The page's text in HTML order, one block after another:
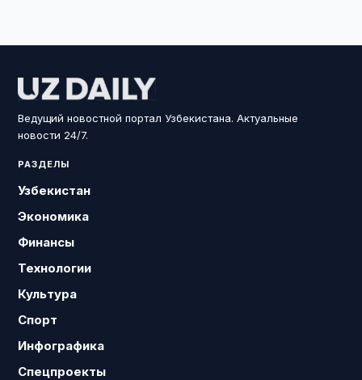
Ведущий новостной портал Узбекистана. Актуальные
новости 24/7.
РАЗДЕЛЫ
Узбекистан
Экономика
Финансы
Технологии
Культура
Спорт
Инфографика
Спецпроекты